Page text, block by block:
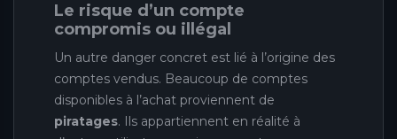
Le risque d’un compte
compromis ou illégal
Un autre danger concret est lié à l’origine des
comptes vendus. Beaucoup de comptes
disponibles à l’achat proviennent de
piratages. Ils appartiennent en réalité à